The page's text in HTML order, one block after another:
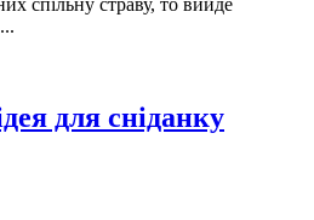
для сніданку